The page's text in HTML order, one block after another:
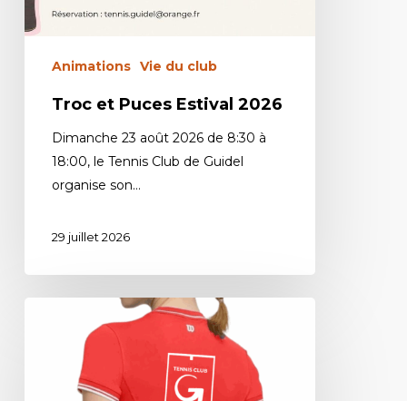
Animations Vie du club
Troc et Puces Estival 2026
Dimanche 23 août 2026 de 8:30 à
18:00, le Tennis Club de Guidel
organise son…
29 juillet 2026